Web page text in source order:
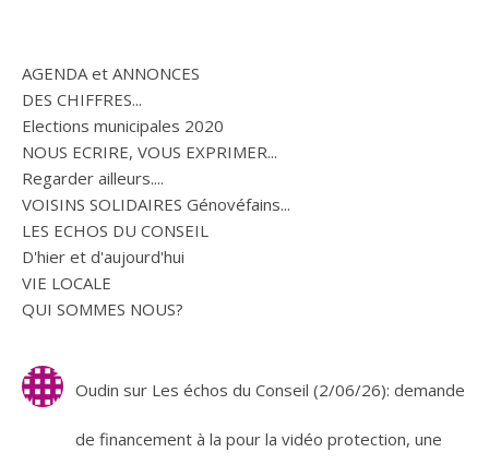
AGENDA et ANNONCES
DES CHIFFRES...
Elections municipales 2020
NOUS ECRIRE, VOUS EXPRIMER...
Regarder ailleurs....
VOISINS SOLIDAIRES Génovéfains...
LES ECHOS DU CONSEIL
D'hier et d'aujourd'hui
VIE LOCALE
QUI SOMMES NOUS?
Oudin sur Les échos du Conseil (2/06/26): demande
de financement à la pour la vidéo protection, une